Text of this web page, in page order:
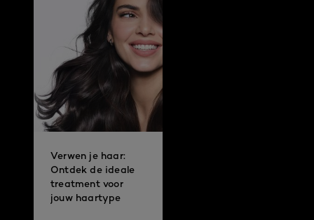
Verwen je haar:
Ontdek de ideale
treatment voor
jouw haartype​